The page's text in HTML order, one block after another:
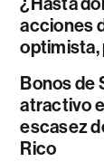
acciones
optimista,
Bonos de
atractivo
escasez
Rico